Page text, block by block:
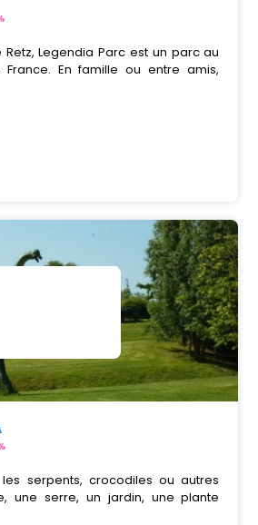
Retz, Legendia Parc est un parc au
En famille ou entre amis,
serpents, crocodiles ou autres
une serre, un jardin, une plante